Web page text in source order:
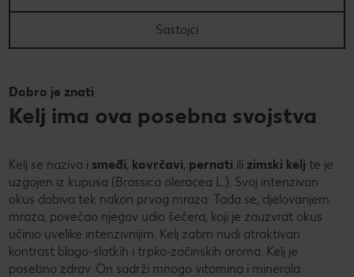
Super lato (PL)
Super poletje (SLO)
Kolach
Peci s Ivanom: Otkrij recepte i trikove poznate hrvatske
Sastojci
Dobro je znati
Kelj ima ova posebna svojstva
Kelj se naziva i smeđi, kovrčavi, pernati ili zimski kelj te je
uzgojen iz kupusa (Brassica oleracea L.). Svoj intenzivan
okus dobiva tek nakon prvog mraza. Tada se, djelovanjem
mraza, povećao njegov udio šećera, koji je zauzvrat okus
učinio uvelike intenzivnijim. Kelj zatim nudi atraktivan
kontrast blago-slatkih i trpko-začinskih aroma. Kelj je
posebno zdrav. On sadrži mnogo vitamina i minerala.